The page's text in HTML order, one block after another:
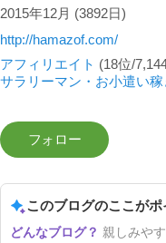
2015年12月 (3892日)
http://hamazof.com/
アフィリエイト (18位/
サラリーマン・お小遣い稼
このブログのここがポ
親しみや